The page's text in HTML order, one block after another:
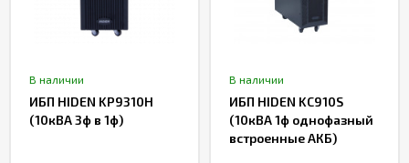
В наличии
ИБП HIDEN KP9310H
(10кВА 3ф в 1ф)
В наличии
ИБП HIDEN KC910S
(10кВА 1ф однофазный
встроенные АКБ)